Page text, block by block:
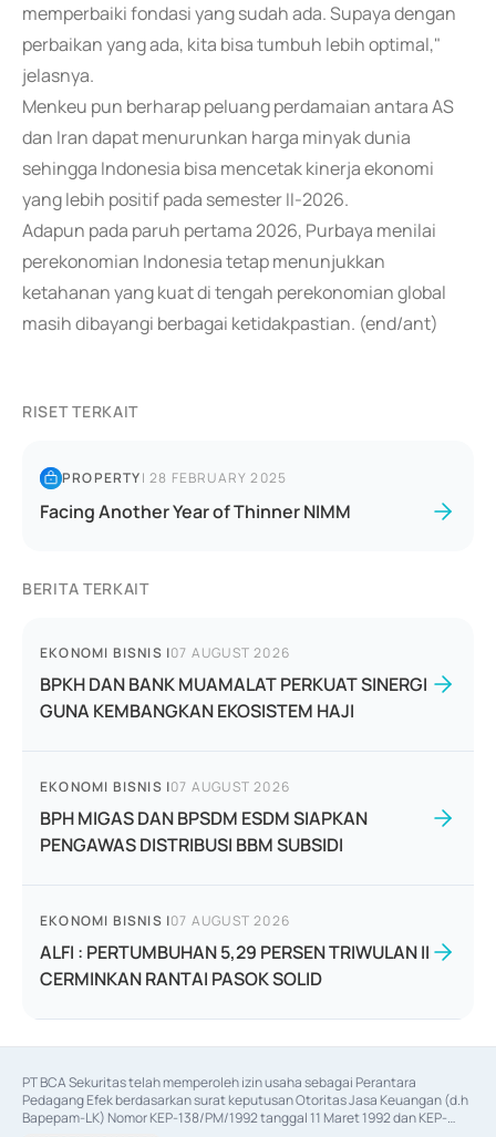
memperbaiki fondasi yang sudah ada. Supaya dengan
perbaikan yang ada, kita bisa tumbuh lebih optimal,"
jelasnya.
Menkeu pun berharap peluang perdamaian antara AS
dan Iran dapat menurunkan harga minyak dunia
sehingga Indonesia bisa mencetak kinerja ekonomi
yang lebih positif pada semester II-2026.
Adapun pada paruh pertama 2026, Purbaya menilai
perekonomian Indonesia tetap menunjukkan
ketahanan yang kuat di tengah perekonomian global
masih dibayangi berbagai ketidakpastian. (end/ant)
RISET TERKAIT
PROPERTY|28 FEBRUARY 2025
Facing Another Year of Thinner NIMM
BERITA TERKAIT
EKONOMI BISNIS |07 AUGUST 2026
BPKH DAN BANK MUAMALAT PERKUAT SINERGI
GUNA KEMBANGKAN EKOSISTEM HAJI
EKONOMI BISNIS |07 AUGUST 2026
BPH MIGAS DAN BPSDM ESDM SIAPKAN
PENGAWAS DISTRIBUSI BBM SUBSIDI
EKONOMI BISNIS |07 AUGUST 2026
ALFI : PERTUMBUHAN 5,29 PERSEN TRIWULAN II
CERMINKAN RANTAI PASOK SOLID
PT BCA Sekuritas telah memperoleh izin usaha sebagai Perantara
Pedagang Efek berdasarkan surat keputusan Otoritas Jasa Keuangan (d.h
Bapepam-LK) Nomor KEP-138/PM/1992 tanggal 11 Maret 1992 dan KEP-